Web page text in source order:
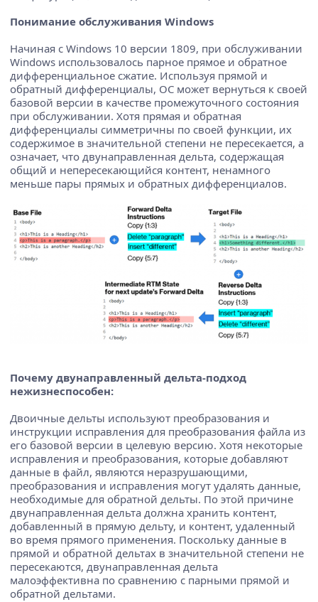
Понимание обслуживания Windows
Начиная с Windows 10 версии 1809, при обслуживании
Windows использовалось парное прямое и обратное
дифференциальное сжатие. Используя прямой и
обратный дифференциалы, ОС может вернуться к своей
базовой версии в качестве промежуточного состояния
при обслуживании. Хотя прямая и обратная
дифференциалы симметричны по своей функции, их
содержимое в значительной степени не пересекается, а
означает, что двунаправленная дельта, содержащая
общий и непересекающийся контент, ненамного
меньше пары прямых и обратных дифференциалов.
Почему двунаправленный дельта-подход
нежизнеспособен:
Двоичные дельты используют преобразования и
инструкции исправления для преобразования файла из
его базовой версии в целевую версию. Хотя некоторые
исправления и преобразования, которые добавляют
данные в файл, являются неразрушающими,
преобразования и исправления могут удалять данные,
необходимые для обратной дельты. По этой причине
двунаправленная дельта должна хранить контент,
добавленный в прямую дельту, и контент, удаленный
во время прямого применения. Поскольку данные в
прямой и обратной дельтах в значительной степени не
пересекаются, двунаправленная дельта
малоэффективна по сравнению с парными прямой и
обратной дельтами.